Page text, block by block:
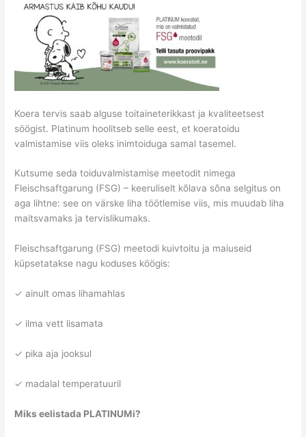
Koera tervis saab alguse toitaineterikkast ja kvaliteetsest
söögist. Platinum hoolitseb selle eest, et koeratoidu
valmistamise viis oleks inimtoiduga samal tasemel.
Kutsume seda toiduvalmistamise meetodit nimega
Fleischsaftgarung (FSG) – keeruliselt kõlava sõna selgitus on
aga lihtne: see on värske liha töötlemise viis, mis muudab liha
maitsvamaks ja tervislikumaks.
Fleischsaftgarung (FSG) meetodi kuivtoitu ja maiuseid
küpsetatakse nagu koduses köögis:
✓ ainult omas lihamahlas
✓ ilma vett lisamata
✓ pika aja jooksul
✓ madalal temperatuuril
Miks eelistada PLATINUMi?